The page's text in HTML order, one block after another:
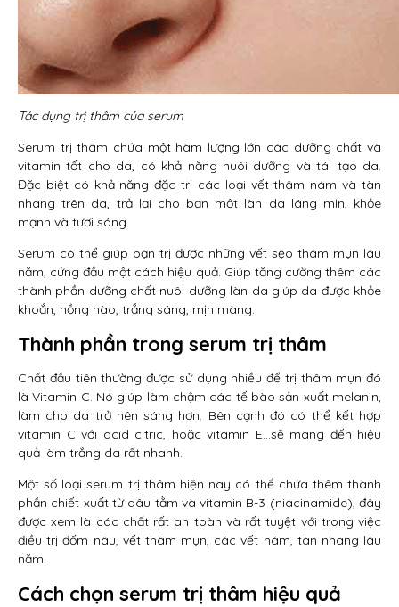
Tác dụng trị thâm của serum
Serum trị thâm chứa một hàm lượng lớn các dưỡng chất và
vitamin tốt cho da, có khả năng nuôi dưỡng và tái tạo da.
Đặc biệt có khả năng đặc trị các loại vết thâm nám và tàn
nhang trên da, trả lại cho bạn một làn da láng mịn, khỏe
mạnh và tươi sáng.
Serum có thể giúp bạn trị được những vết sẹo thâm mụn lâu
năm, cứng đầu một cách hiệu quả. Giúp tăng cường thêm các
thành phần dưỡng chất nuôi dưỡng làn da giúp da được khỏe
khoắn, hồng hào, trắng sáng, mịn màng.
Thành phần trong serum trị thâm
Chất đầu tiên thường được sử dụng nhiều để trị thâm mụn đó
là Vitamin C. Nó giúp làm chậm các tế bào sản xuất melanin,
làm cho da trở nên sáng hơn. Bên cạnh đó có thể kết hợp
vitamin C với acid citric, hoặc vitamin E…sẽ mang đến hiệu
quả làm trắng da rất nhanh.
Một số loại serum trị thâm hiện nay có thể chứa thêm thành
phần chiết xuất từ dâu tằm và vitamin B-3 (niacinamide), đây
được xem là các chất rất an toàn và rất tuyệt với trong việc
điều trị đốm nâu, vết thâm mụn, các vết nám, tàn nhang lâu
năm.
Cách chọn serum trị thâm hiệu quả